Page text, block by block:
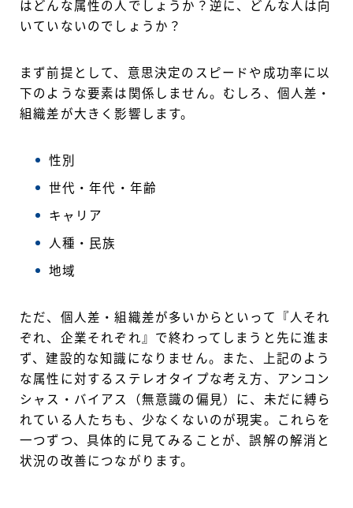
はどんな属性の人でしょうか？逆に、どんな人は向
いていないのでしょうか？
まず前提として、意思決定のスピードや成功率に以
下のような要素は関係しません。むしろ、個人差・
組織差が大きく影響します。
性別
世代・年代・年齢
キャリア
人種・民族
地域
ただ、個人差・組織差が多いからといって『人それ
ぞれ、企業それぞれ』で終わってしまうと先に進ま
ず、建設的な知識になりません。また、上記のよう
な属性に対するステレオタイプな考え方、アンコン
シャス・バイアス（無意識の偏見）に、未だに縛ら
れている人たちも、少なくないのが現実。これらを
一つずつ、具体的に見てみることが、誤解の解消と
状況の改善につながります。